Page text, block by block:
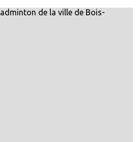
de la ville de Bois-